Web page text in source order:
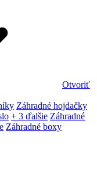
Otvoriť
Záhradné hojdačky
+ 3 ďalšie Záhradné
Záhradné boxy